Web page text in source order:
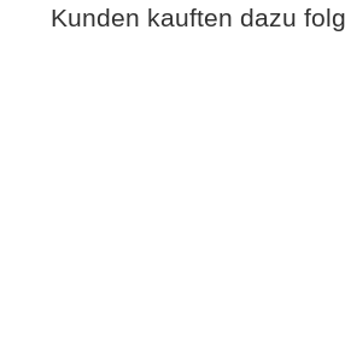
Kunden kauften dazu